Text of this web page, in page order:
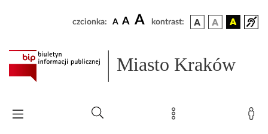
czcionka: A A A kontrast:
Miasto Kraków